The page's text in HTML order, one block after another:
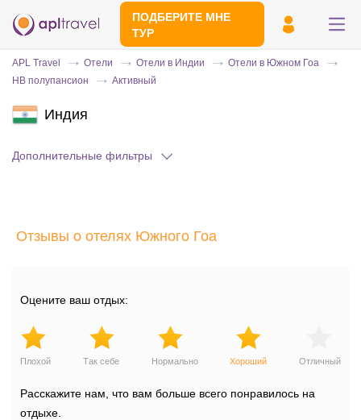
ПОДБЕРИТЕ МНЕ
ТУР
APL Travel Отели Отели в Индии
Отели в Южном Гоа
HB полупансион
Активный
Индия
Дополнительные фильтры
Отзывы о отелях Южного Гоа
Оцените ваш отдых:
Плохой Так себе Нормально Хороший Отличный
Расскажите нам, что вам больше всего понравилось на
отдыхе.